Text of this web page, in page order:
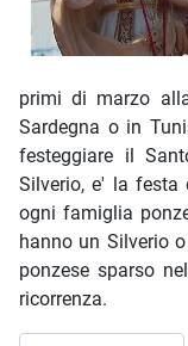
primi di marzo
Sardegna o in
festeggiare il
Silverio, e' la
ogni famiglia
hanno un Silverio
ponzese sparso
ricorrenza.